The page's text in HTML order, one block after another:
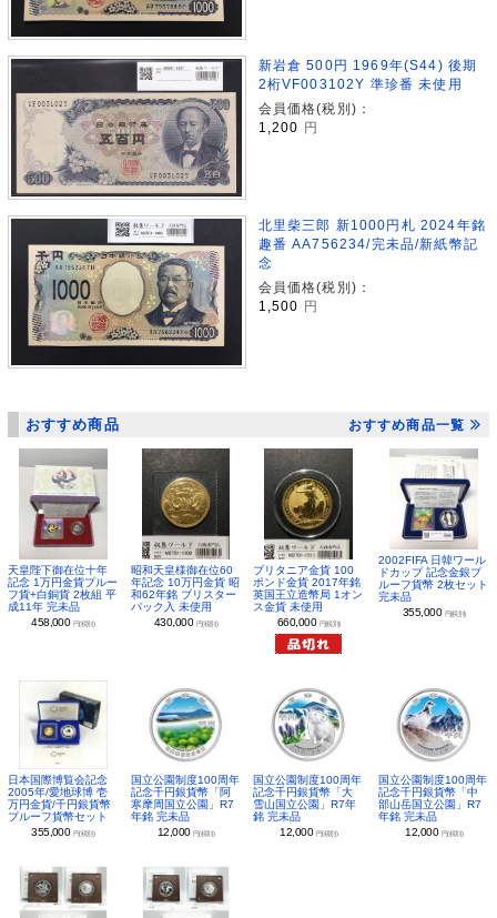
新岩倉 500円 1969年(S44) 後期
2桁VF003102Y 準珍番 未使用
会員価格(税別)：
1,200 円
北里柴三郎 新1000円札 2024年銘
趣番 AA756234/完未品/新紙幣記
念
会員価格(税別)：
1,500
円
おすすめ商品 おすすめ商品一覧
天皇陛下御在位十年
記念 1万円金貨プルー
フ貨+白銅貨 2枚組 平
成11年 完未品
458,000 円(税別)
昭和天皇様御在位60
年記念 10万円金貨 昭
和62年銘 ブリスター
パック入 未使用
430,000 円(税別)
ブリタニア金貨 100
ポンド金貨 2017年銘
英国王立造幣局 1オン
ス金貨 未使用
660,000 円(税別)
2002FIFA 日韓ワール
ドカップ 記念金銀プ
ルーフ貨幣 2枚セット
完未品
355,000 円(税別)
日本国際博覧会記念
2005年/愛地球博 壱
万円金貨/千円銀貨幣
プルーフ貨幣セット
355,000 円(税別)
国立公園制度100周年
記念千円銀貨幣「阿
寒摩周国立公園」R7
年銘 完未品
12,000 円(税別)
国立公園制度100周年
記念千円銀貨幣「大
雪山国立公園」R7年
銘 完未品
12,000 円(税別)
国立公園制度100周年
記念千円銀貨幣「中
部山岳国立公園」R7
年銘 完未品
12,000 円(税別)